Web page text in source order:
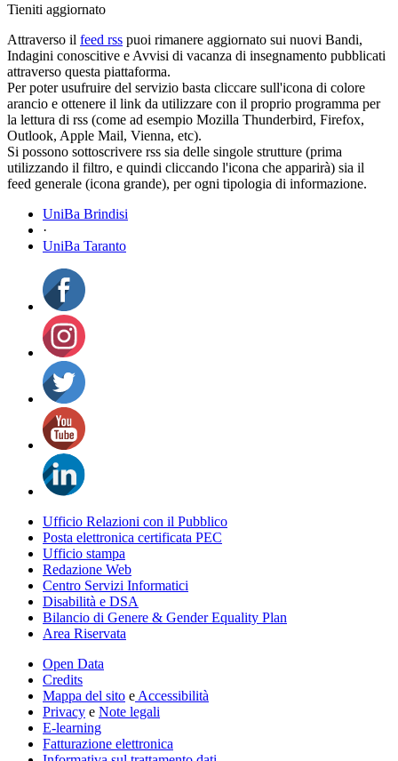
Tieniti aggiornato
Attraverso il feed rss puoi rimanere aggiornato sui nuovi Bandi,
Indagini conoscitive e Avvisi di vacanza di insegnamento pubblicati
attraverso questa piattaforma.
Per poter usufruire del servizio basta cliccare sull'icona di colore
arancio e ottenere il link da utilizzare con il proprio programma per
la lettura di rss (come ad esempio Mozilla Thunderbird, Firefox,
Outlook, Apple Mail, Vienna, etc).
Si possono sottoscrivere rss sia delle singole strutture (prima
utilizzando il filtro, e quindi cliccando l'icona che apparirà) sia il
feed generale (icona grande), per ogni tipologia di informazione.
UniBa Brindisi
·
UniBa Taranto
Ufficio Relazioni con il Pubblico
Posta elettronica certificata PEC
Ufficio stampa
Redazione Web
Centro Servizi Informatici
Disabilità e DSA
Bilancio di Genere & Gender Equality Plan
Area Riservata
Open Data
Credits
Mappa del sito e Accessibilità
Privacy e Note legali
E-learning
Fatturazione elettronica